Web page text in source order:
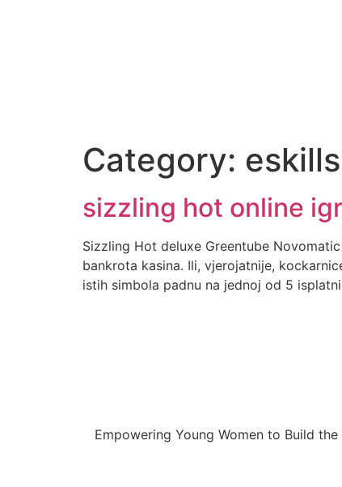
Category:
sizzling hot online
Sizzling Hot deluxe Greentube
bankrota kasina. Ili, vjerojatnije,
istih simbola padnu na jednoj od 5
Empowering Young Women to Build the